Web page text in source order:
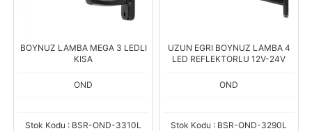
BOYNUZ LAMBA MEGA 3 LEDLI
KISA
OND
Stok Kodu : BSR-OND-3310L
UZUN EGRI BOYNUZ LAMBA 4
LED REFLEKTORLU 12V-24V
OND
Stok Kodu : BSR-OND-3290L